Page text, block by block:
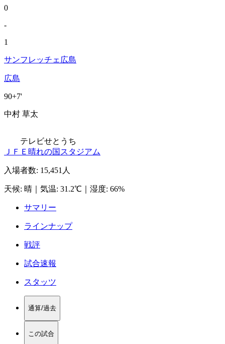
0
-
1
サンフレッチェ広島
広島
90+7'
中村 草太
テレビせとうち
ＪＦＥ晴れの国スタジアム
入場者数: 15,451人
天候: 晴 気温: 31.2℃ 湿度: 66%
サマリー
ラインナップ
戦評
試合速報
スタッツ
通算/過去
この試合